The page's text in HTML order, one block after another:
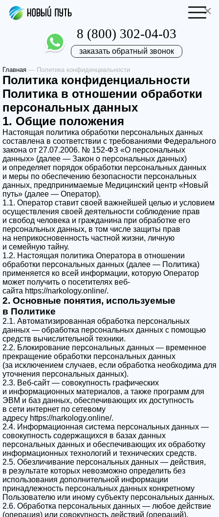
8 (800) 302-04-03
заказать обратный звонок
Главная — Политика конфиденциальности
Политика конфиденциальности
Политика в отношении обработки
персональных данных
1. Общие положения
Настоящая политика обработки персональных данных
составлена в соответствии с требованиями Федерального
закона от 27.07.2006. № 152-ФЗ «О персональных
данных» (далее — Закон о персональных данных)
и определяет порядок обработки персональных данных
и меры по обеспечению безопасности персональных
данных, предпринимаемые Медицинский центр «Новый
путь» (далее — Оператор).
1.1. Оператор ставит своей важнейшей целью и условием
осуществления своей деятельности соблюдение прав
и свобод человека и гражданина при обработке его
персональных данных, в том числе защиты прав
на неприкосновенность частной жизни, личную
и семейную тайну.
1.2. Настоящая политика Оператора в отношении
обработки персональных данных (далее — Политика)
применяется ко всей информации, которую Оператор
может получить о посетителях веб-
сайта https://narkology.online/.
2. Основные понятия, используемые
в Политике
2.1. Автоматизированная обработка персональных
данных — обработка персональных данных с помощью
средств вычислительной техники.
2.2. Блокирование персональных данных — временное
прекращение обработки персональных данных
(за исключением случаев, если обработка необходима для
уточнения персональных данных).
2.3. Веб-сайт — совокупность графических
и информационных материалов, а также программ для
ЭВМ и баз данных, обеспечивающих их доступность
в сети интернет по сетевому
адресу https://narkology.online/.
2.4. Информационная система персональных данных —
совокупность содержащихся в базах данных
персональных данных и обеспечивающих их обработку
информационных технологий и технических средств.
2.5. Обезличивание персональных данных — действия,
в результате которых невозможно определить без
использования дополнительной информации
принадлежность персональных данных конкретному
Пользователю или иному субъекту персональных данных.
2.6. Обработка персональных данных — любое действие
(операция) или совокупность действий (операций),
Запись на приём
Ваше имя
Ваш телефон
Нажимая кнопку 'Запись на приём' вы соглашаетесь
политикой конфеденциальностиданного сайта
Ваша заявка
отправлена
Наш врач свяжется с вами в самое
ближайшее время!
Вернуться на главную
Отправить резюме
Ваше имя
Ваш телефон
Прикрепить файл
Отправить резюме
Нажимая кнопку 'Отправить резюме' вы соглашаетесь
политикой конфеденциальностиданного сайта
×